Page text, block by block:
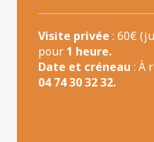
Visite privée : 60€
pour 1 heure.
Date et créneau : À
04 74 30 32 32.